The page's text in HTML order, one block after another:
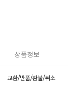
상품정보
교환/반품/환불/취소